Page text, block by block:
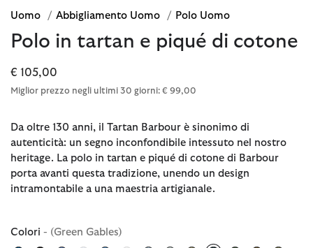
Uomo / Abbigliamento Uomo / Polo Uomo
Polo in tartan e piqué di cotone
€ 105,00
Miglior prezzo negli ultimi 30 giorni: € 99,00
Da oltre 130 anni, il Tartan Barbour è sinonimo di
autenticità: un segno inconfondibile intessuto nel nostro
heritage. La polo in tartan e piqué di cotone di Barbour
porta avanti questa tradizione, unendo un design
intramontabile a una maestria artigianale.
Colori - (Green Gables)